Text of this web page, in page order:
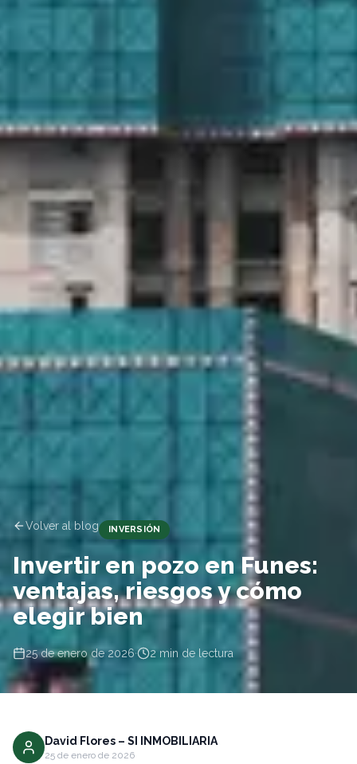
Volver al blog INVERSIÓN
Invertir en pozo en Funes:
ventajas, riesgos y cómo
elegir bien
25 de enero de 2026· 2min de lectura
David Flores – SI INMOBILIARIA
25 de enero de 2026